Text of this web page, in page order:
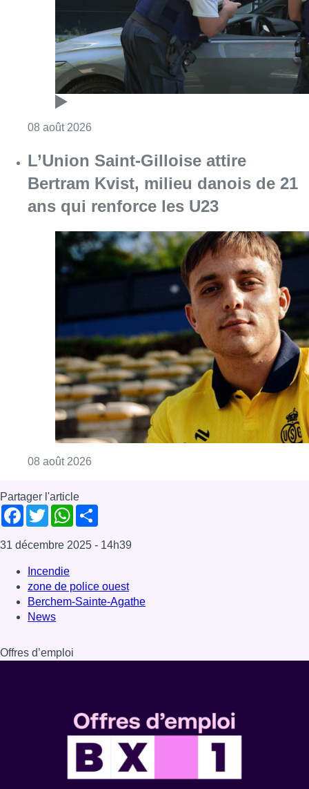
08 août 2026
L’Union Saint-Gilloise attire
Bertram Kvist, milieu danois de 21
ans qui renforce les U23
08 août 2026
Partager l'article
Facebook
TwitterWhatsApp
31 décembre 2025 - 14h39
Incendie
zone de police ouest
Berchem-Sainte-Agathe
News
Offres d’emploi